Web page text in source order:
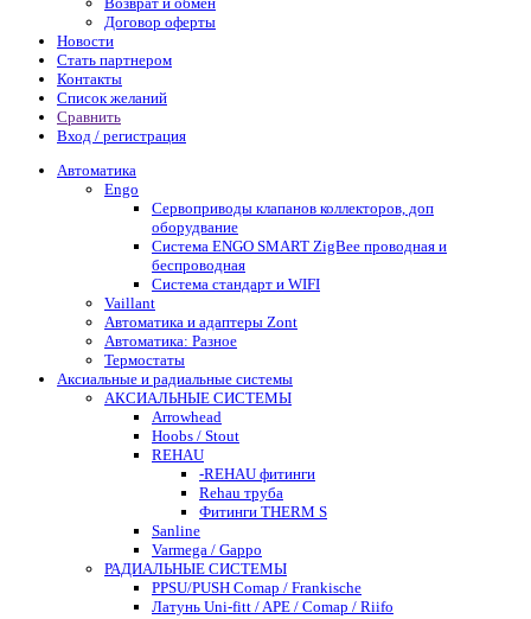
Договор оферты
Новости
Стать партнером
Контакты
Список желаний
Сравнить
Вход / регистрация
Автоматика
Engo
Сервоприводы клапанов коллекторов, доп
оборудвание
Система ENGO SMART ZigBee проводная и
беспроводная
Система стандарт и WIFI
Vaillant
Автоматика и адаптеры Zont
Автоматика: Разное
Термостаты
Аксиальные и радиальные системы
АКСИАЛЬНЫЕ СИСТЕМЫ
Arrowhead
Hoobs / Stout
REHAU
-REHAU фитинги
Rehau труба
Фитинги THERM S
Sanline
Varmega / Gappo
РАДИАЛЬНЫЕ СИСТЕМЫ
PPSU/PUSH Comap / Frankische
Латунь Uni-fitt / APE / Comap / Riifo